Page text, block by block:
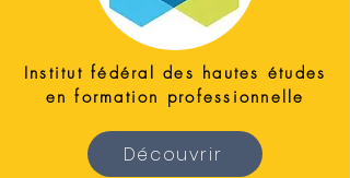
Institut fédéral des hautes études
en formation professionnelle
Découvrir